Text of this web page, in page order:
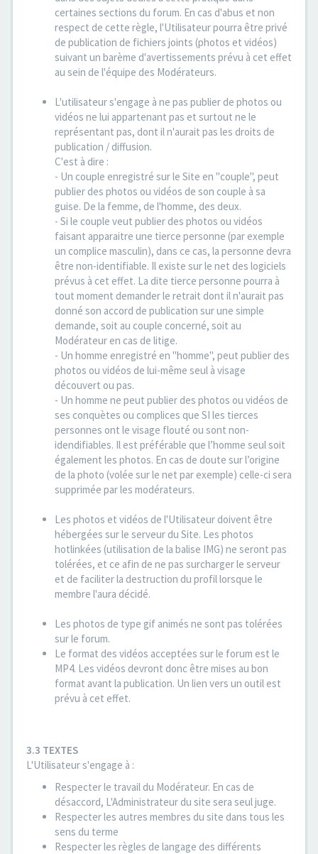
certaines sections du forum. En cas d'abus et non
respect de cette règle, l'Utilisateur pourra être privé
de publication de fichiers joints (photos et vidéos)
suivant un barème d'avertissements prévu à cet effet
au sein de l'équipe des Modérateurs.
L'utilisateur s'engage à ne pas publier de photos ou
vidéos ne lui appartenant pas et surtout ne le
représentant pas, dont il n'aurait pas les droits de
publication / diffusion.
C'est à dire :
- Un couple enregistré sur le Site en "couple", peut
publier des photos ou vidéos de son couple à sa
guise. De la femme, de l'homme, des deux.
- Si le couple veut publier des photos ou vidéos
faisant apparaitre une tierce personne (par exemple
un complice masculin), dans ce cas, la personne devra
être non-identifiable. Il existe sur le net des logiciels
prévus à cet effet. La dite tierce personne pourra à
tout moment demander le retrait dont il n'aurait pas
donné son accord de publication sur une simple
demande, soit au couple concerné, soit au
Modérateur en cas de litige.
- Un homme enregistré en "homme", peut publier des
photos ou vidéos de lui-même seul à visage
découvert ou pas.
- Un homme ne peut publier des photos ou vidéos de
ses conquètes ou complices que SI les tierces
personnes ont le visage flouté ou sont non-
idendifiables. Il est préférable que l’homme seul soit
également les photos. En cas de doute sur l’origine
de la photo (volée sur le net par exemple) celle-ci sera
supprimée par les modérateurs.
Les photos et vidéos de l'Utilisateur doivent être
hébergées sur le serveur du Site. Les photos
hotlinkées (utilisation de la balise IMG) ne seront pas
tolérées, et ce afin de ne pas surcharger le serveur
et de faciliter la destruction du profil lorsque le
membre l'aura décidé.
Les photos de type gif animés ne sont pas tolérées
sur le forum.
Le format des vidéos acceptées sur le forum est le
MP4. Les vidéos devront donc être mises au bon
format avant la publication. Un lien vers un outil est
prévu à cet effet.
3.3 TEXTES
L'Utilisateur s'engage à :
Respecter le travail du Modérateur. En cas de
désaccord, L'Administrateur du site sera seul juge.
Respecter les autres membres du site dans tous les
sens du terme
Respecter les règles de langage des différents